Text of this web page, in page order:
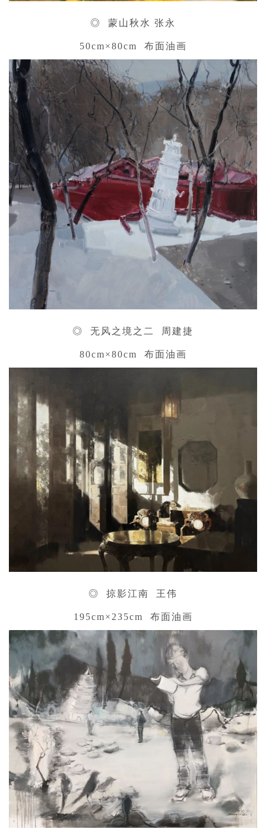
◎ 蒙山秋水 张永
50cm×80cm 布面油画
◎ 无风之境之二 周建捷
80cm×80cm 布面油画
◎ 掠影江南 王伟
195cm×235cm 布面油画